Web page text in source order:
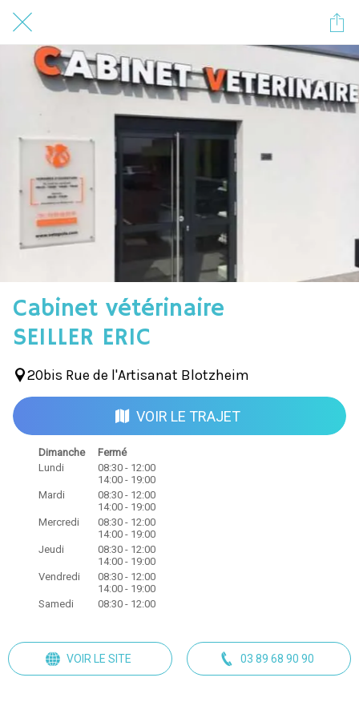
Cabinet vétérinaire
SEILLER ERIC
20bis Rue de l'Artisanat Blotzheim
VOIR LE TRAJET
Dimanche
Fermé
Lundi
08:30 - 12:00
14:00 - 19:00
Mardi
08:30 - 12:00
14:00 - 19:00
Mercredi
08:30 - 12:00
14:00 - 19:00
Jeudi
08:30 - 12:00
14:00 - 19:00
Vendredi
08:30 - 12:00
14:00 - 19:00
Samedi
08:30 - 12:00
VOIR LE SITE 03 89 68 90 90